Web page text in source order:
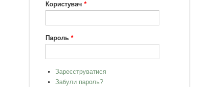
Користувач*
Пароль*
Зареєструватися
Забули пароль?